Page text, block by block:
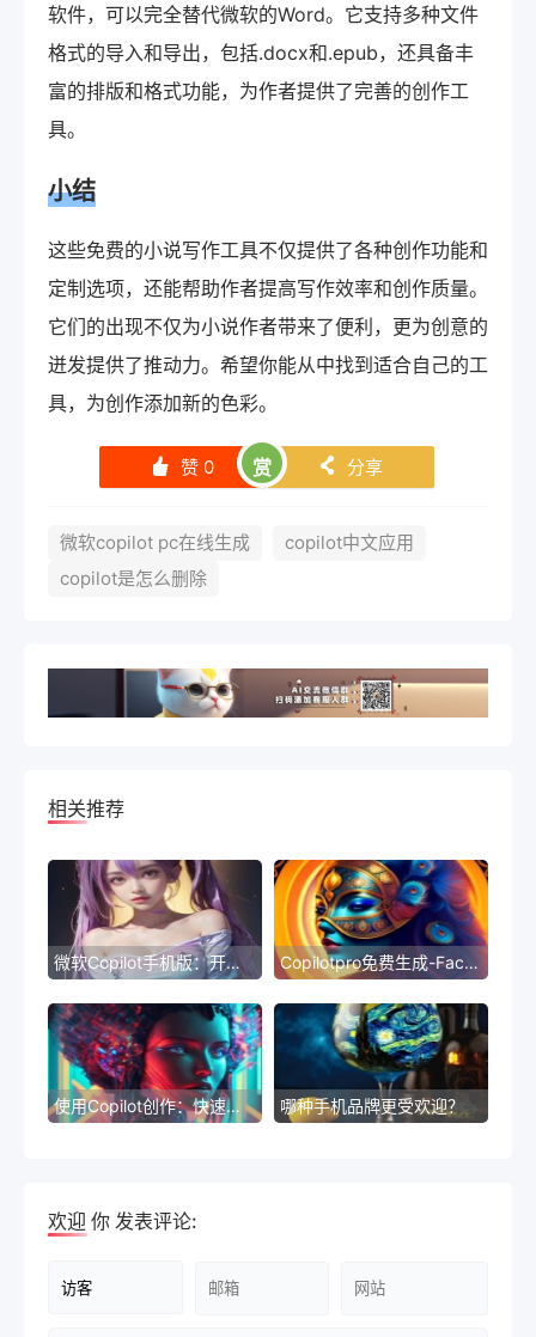
软件，可以完全替代微软的Word。它支持多种文件
格式的导入和导出，包括.docx和.epub，还具备丰
富的排版和格式功能，为作者提供了完善的创作工
具。
小结
这些免费的小说写作工具不仅提供了各种创作功能和
定制选项，还能帮助作者提高写作效率和创作质量。
它们的出现不仅为小说作者带来了便利，更为创意的
迸发提供了推动力。希望你能从中找到适合自己的工
具，为创作添加新的色彩。
󰄼 赞 0 赏 󰄯 分享
微软copilot pc在线生成
copilot中文应用
copilot是怎么删除
相关推荐
微软Copilot手机版：开启编程辅助新时代 Copilotpro免费生成-Facts About Copilotpro - A Free Tool for Rewriting Titles
使用Copilot创作：快速写好优秀的文稿 哪种手机品牌更受欢迎？
欢迎 你 发表评论: